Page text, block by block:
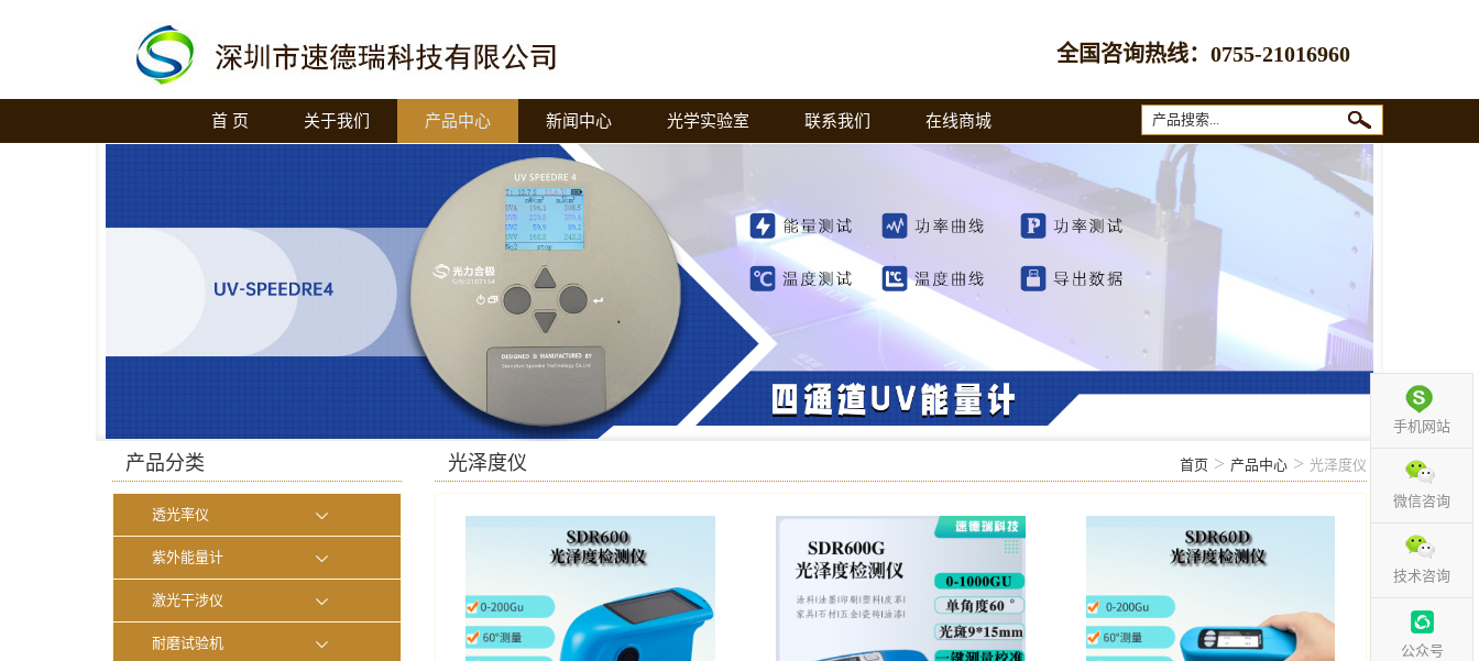
全国咨询热线： 0755-21016960
首 页 关于我们 产品中心 新闻中心 光学实验室 联系我们 在线商城
产品分类
透光率仪
紫外能量计
激光干涉仪
耐磨试验机
光泽度仪 首页 > 产品中心 > 光泽度仪
手机网站
微信咨询
技术咨询
公众号